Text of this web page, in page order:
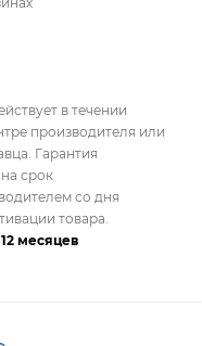
в течении
производителя или
Гарантия
срок
со дня
товара.
месяцев